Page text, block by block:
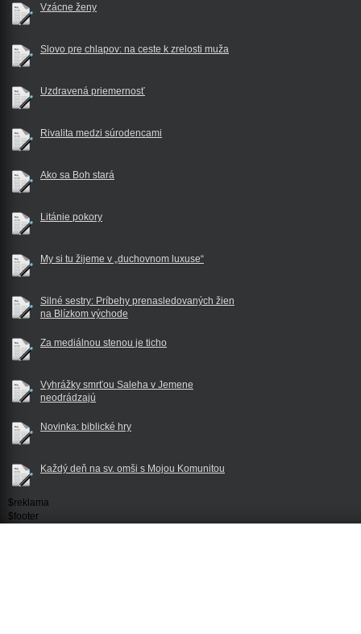
Vzácne ženy
Slovo pre chlapov: na ceste k zrelosti muža
Uzdravená priemernosť
Rivalita medzi súrodencami
Ako sa Boh stará
Litánie pokory
My si tu žijeme v „duchovnom luxuse“
Silné sestry: Príbehy prenasledovaných žien
na Blízkom východe
Za mediálnou stenou je ticho
Vyhrážky smrťou Saleha v Jemene
neodrádzajú
Novinka: biblické hry
Každý deň na sv. omši s Mojou Komunitou
$reklama
$footer